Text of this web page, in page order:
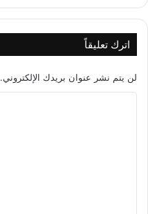
اترك تعليقاً
لن يتم نشر عنوان بريدك الإلكتروني.